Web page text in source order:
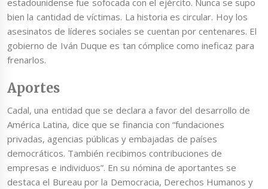
bien la cantidad de víctimas. La historia es circular. Hoy los
asesinatos de líderes sociales se cuentan por centenares. El
gobierno de Iván Duque es tan cómplice como ineficaz para
frenarlos.
Aportes
Cadal, una entidad que se declara a favor del desarrollo de
América Latina, dice que se financia con “fundaciones
privadas, agencias públicas y embajadas de países
democráticos. También recibimos contribuciones de
empresas e individuos”. En su nómina de aportantes se
destaca el Bureau por la Democracia, Derechos Humanos y